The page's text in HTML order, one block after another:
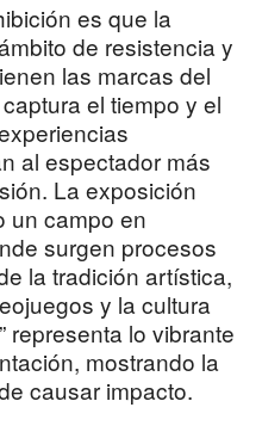
es que la
de resistencia y
las marcas del
el tiempo y el
al espectador más
La exposición
un campo en
surgen procesos
la tradición artística,
y la cultura
representa lo vibrante
mostrando la
causar impacto.